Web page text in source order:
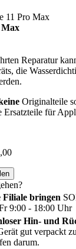
Max
Reparatur
die
Originalteile
für
bringen
9:00 - 18:00 Uhr
Hin- und
gut verpackt
darum.